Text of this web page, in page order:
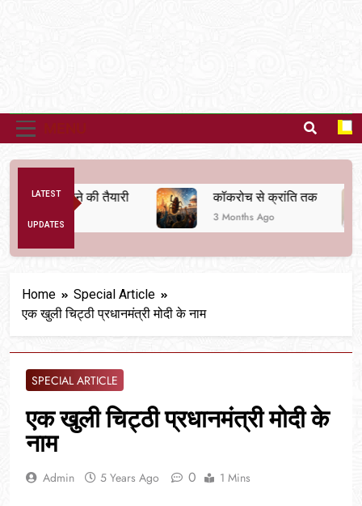
LATEST
UPDATES
बदलने की तैयारी कॉकरोच से क्रांति तक
3 Months Ago
Home
Special Article
एक खुली चिट्ठी प्रधानमंत्री मोदी के नाम
SPECIAL ARTICLE
एक खुली चिट्ठी प्रधानमंत्री मोदी के
नाम
Admin 5 Years Ago 0 1 Mins